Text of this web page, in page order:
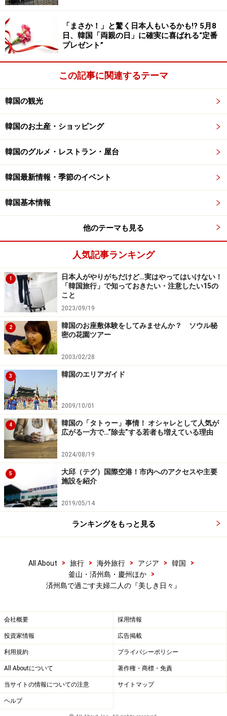
ンドも多く入店している他、韓国特産品まで幅広く揃っ
ています。
また、免税店と同じフロアの６階にはロッテカジノもあ
ります。韓国には現在14のカジノがあり、そのうちの８
つのカジノが済州島に集中していて、「済州島での娯楽
と言えばカジノ」と連想する人も多いのでは？ 中でもこ
のロッテカジノは済州島最大の規模と設備を誇ってい
て、スロットマシーンからルーレット、バカラ、ダイサ
イ等様々なゲームを楽しめてしまいます。カジノという
とフォーマルな服装で行くことを連想してしまいます
て、比較的カジュアルでラフな格好で来る客層の方も多
いとのこと。旅の１つの娯楽・醍醐味としてカジノに挑
戦するのもいいかもしれませんね！ あ、でも引き際と熱
中のし過ぎには充分に注意してくださいね。
＜ＤＡＴＡ＞
ロッテホテル済州（日本語）
住所：済州道（チェジュド）西帰浦（ソギポ）市セク
タル洞2812-4 中文（チュンムン）観光団地
電話番号：064-731-1000（代表）
ファックス番号：064-738-7305（代表）
日本語：可能
アクセス：済州国際空港から車で約40分
■ロッテ免税店・済州 （日本語）
住所：済州道（チェジュド）西帰浦（ソギポ）市セク
タル洞2812-4 中文（チュンムン）観光団地・ロッテホ
テル６階
電話番号：064-731-4430
営業時間：9:00～19:00（土曜日は9:00～21:00）
休業日：年中無休
日本語：可能
■ロッテカジノ
住所：済州道（チェジュド）西帰浦（ソギポ）市セク
タル洞2812-4 中文（チュンムン）観光団地・ロッテホ
テル６階
「まさか！」と驚く日本人もいるかも!? 5月8
日、韓国「両親の日」に確実に喜ばれる“定番
プレゼント”
この記事に関連するテーマ
韓国の観光
韓国のお土産・ショッピング
韓国のグルメ・レストラン・屋台
韓国最新情報・季節のイベント
韓国基本情報
他のテーマも見る
人気記事ランキング
1
日本人がやりがちだけど…実はやってはいけない！
「韓国旅行」で知っておきたい・注意したい15の
こと
2023/09/19
2
韓国のお座敷体験をしてみませんか？ ソウル秘
密の花園ツアー
2003/02/28
3 韓国のエリアガイド
2009/10/01
4
韓国の「タトゥー」事情！ オシャレとして人気が
広がる一方で…“除去”する若者も増えている理由
2024/08/19
5
大邱（テグ）国際空港！市内へのアクセスや主要
施設を紹介
2019/05/14
ランキングをもっと見る
All About > 旅行 > 海外旅行 > アジア > 韓国
>
釜山・済州島・慶州ほか
>
済州島で過ごす夫婦二人の『美しき日々』
会社概要 採用情報
投資家情報 広告掲載
利用規約 プライバシーポリシー
All Aboutについて 著作権・商標・免責
当サイトの情報についての注意 サイトマップ
ヘルプ